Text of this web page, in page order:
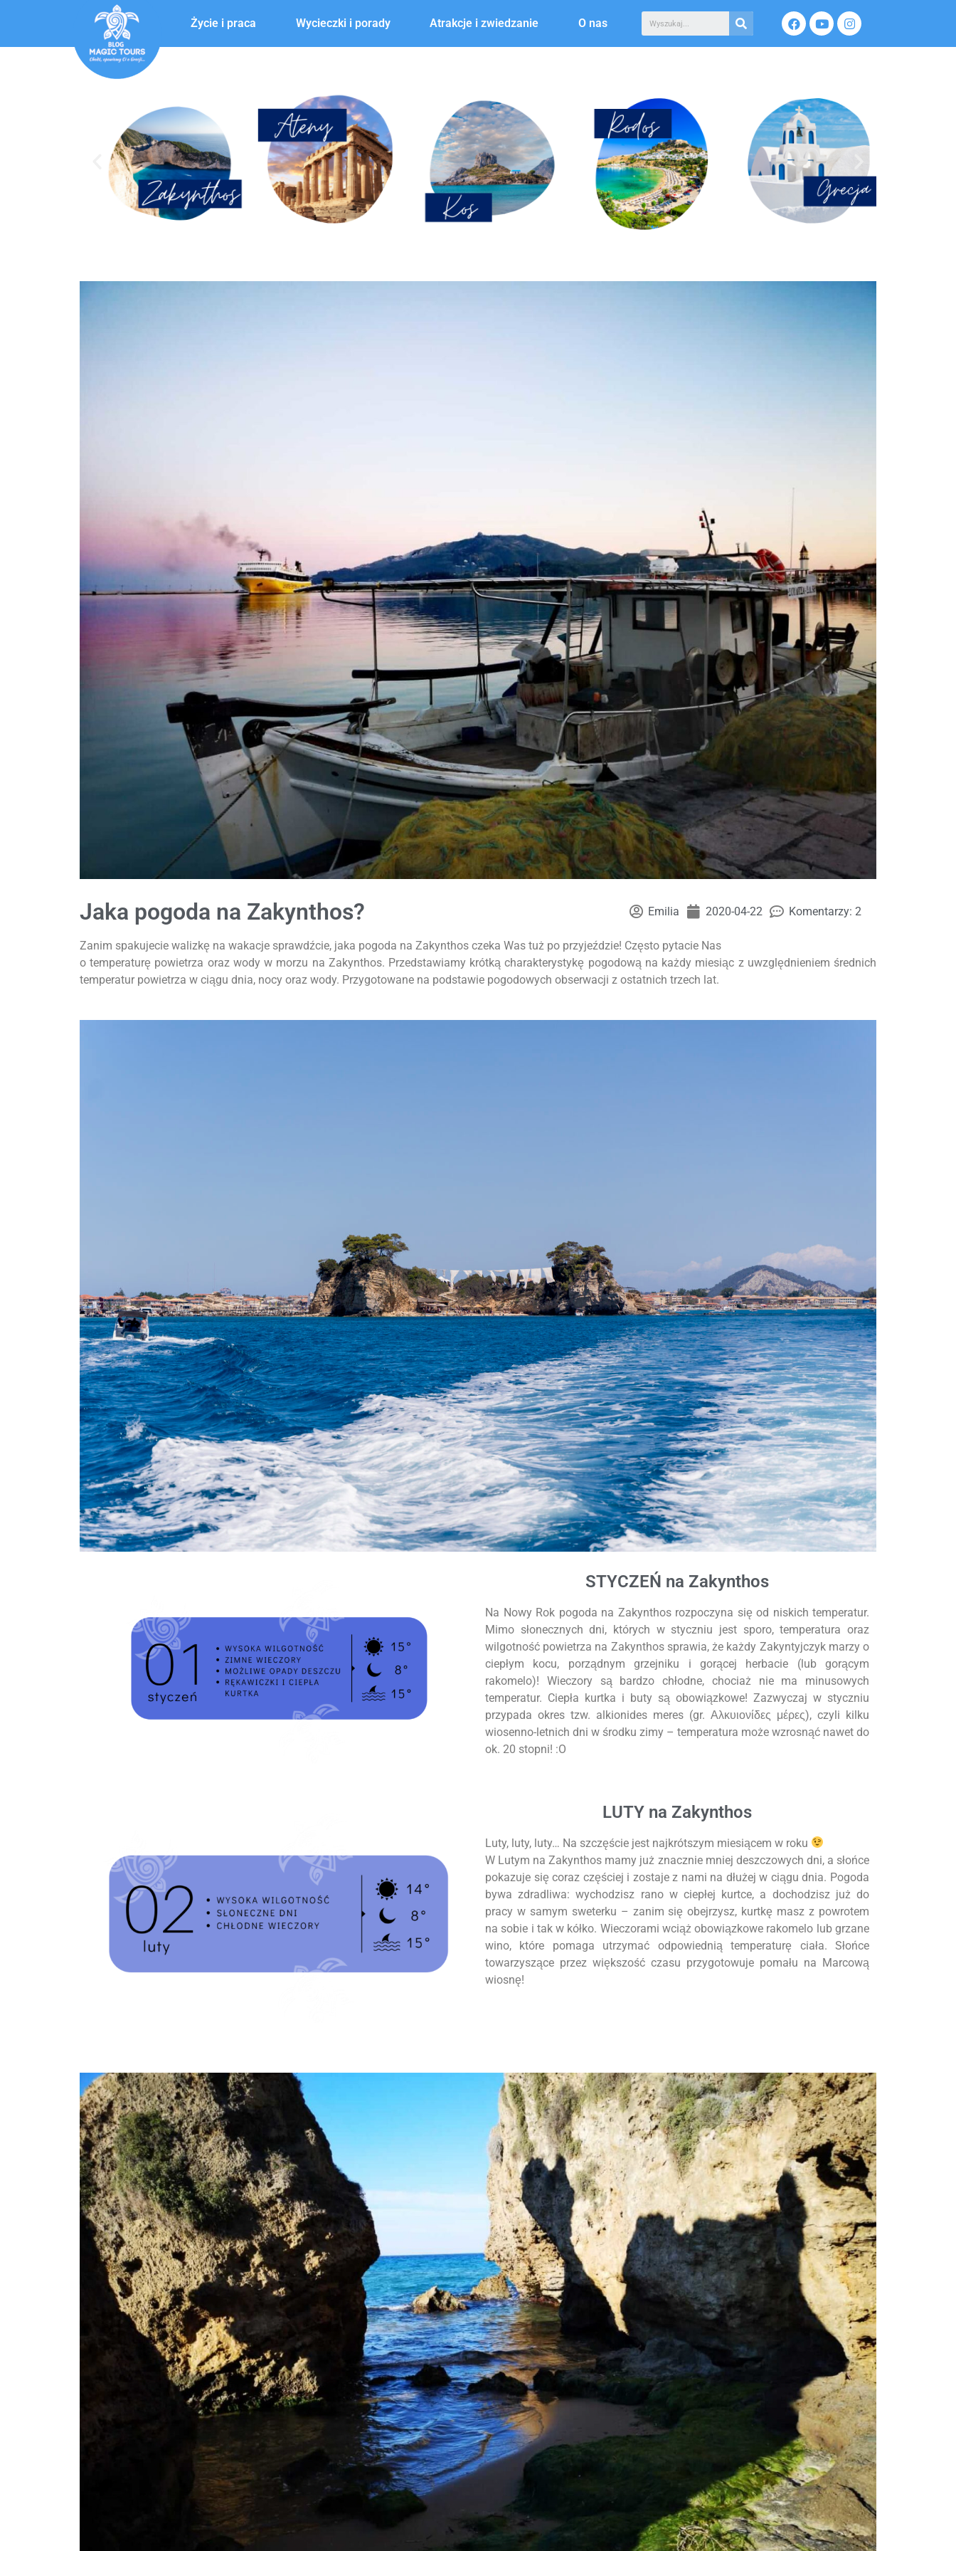
Życie i praca Wycieczki i porady Atrakcje i zwiedzanie O nas
Jaka pogoda na Zakynthos? Emilia 2020-04-22 Komentarzy: 2
Zanim spakujecie walizkę na wakacje sprawdźcie, jaka pogoda na Zakynthos czeka Was tuż po przyjeździe! Często pytacie Nas
o temperaturę powietrza oraz wody w morzu na Zakynthos. Przedstawiamy krótką charakterystykę pogodową na każdy miesiąc z uwzględnieniem średnich
temperatur powietrza w ciągu dnia, nocy oraz wody. Przygotowane na podstawie pogodowych obserwacji z ostatnich trzech lat.
STYCZEŃ na Zakynthos
Na Nowy Rok pogoda na Zakynthos rozpoczyna się od niskich temperatur.
Mimo słonecznych dni, których w styczniu jest sporo, temperatura oraz
wilgotność powietrza na Zakynthos sprawia, że każdy Zakyntyjczyk marzy o
ciepłym kocu, porządnym grzejniku i gorącej herbacie (lub gorącym
rakomelo)! Wieczory są bardzo chłodne, chociaż nie ma minusowych
temperatur. Ciepła kurtka i buty są obowiązkowe! Zazwyczaj w styczniu
przypada okres tzw. alkionides meres (gr. Αλκυιονίδες μέρες), czyli kilku
wiosenno-letnich dni w środku zimy – temperatura może wzrosnąć nawet do
ok. 20 stopni! :O
LUTY na Zakynthos
Luty, luty, luty… Na szczęście jest najkrótszym miesiącem w roku
W Lutym na Zakynthos mamy już znacznie mniej deszczowych dni, a słońce
pokazuje się coraz częściej i zostaje z nami na dłużej w ciągu dnia. Pogoda
bywa zdradliwa: wychodzisz rano w ciepłej kurtce, a dochodzisz już do
pracy w samym sweterku – zanim się obejrzysz, kurtkę masz z powrotem
na sobie i tak w kółko. Wieczorami wciąż obowiązkowe rakomelo lub grzane
wino, które pomaga utrzymać odpowiednią temperaturę ciała. Słońce
towarzyszące przez większość czasu przygotowuje pomału na Marcową
wiosnę!